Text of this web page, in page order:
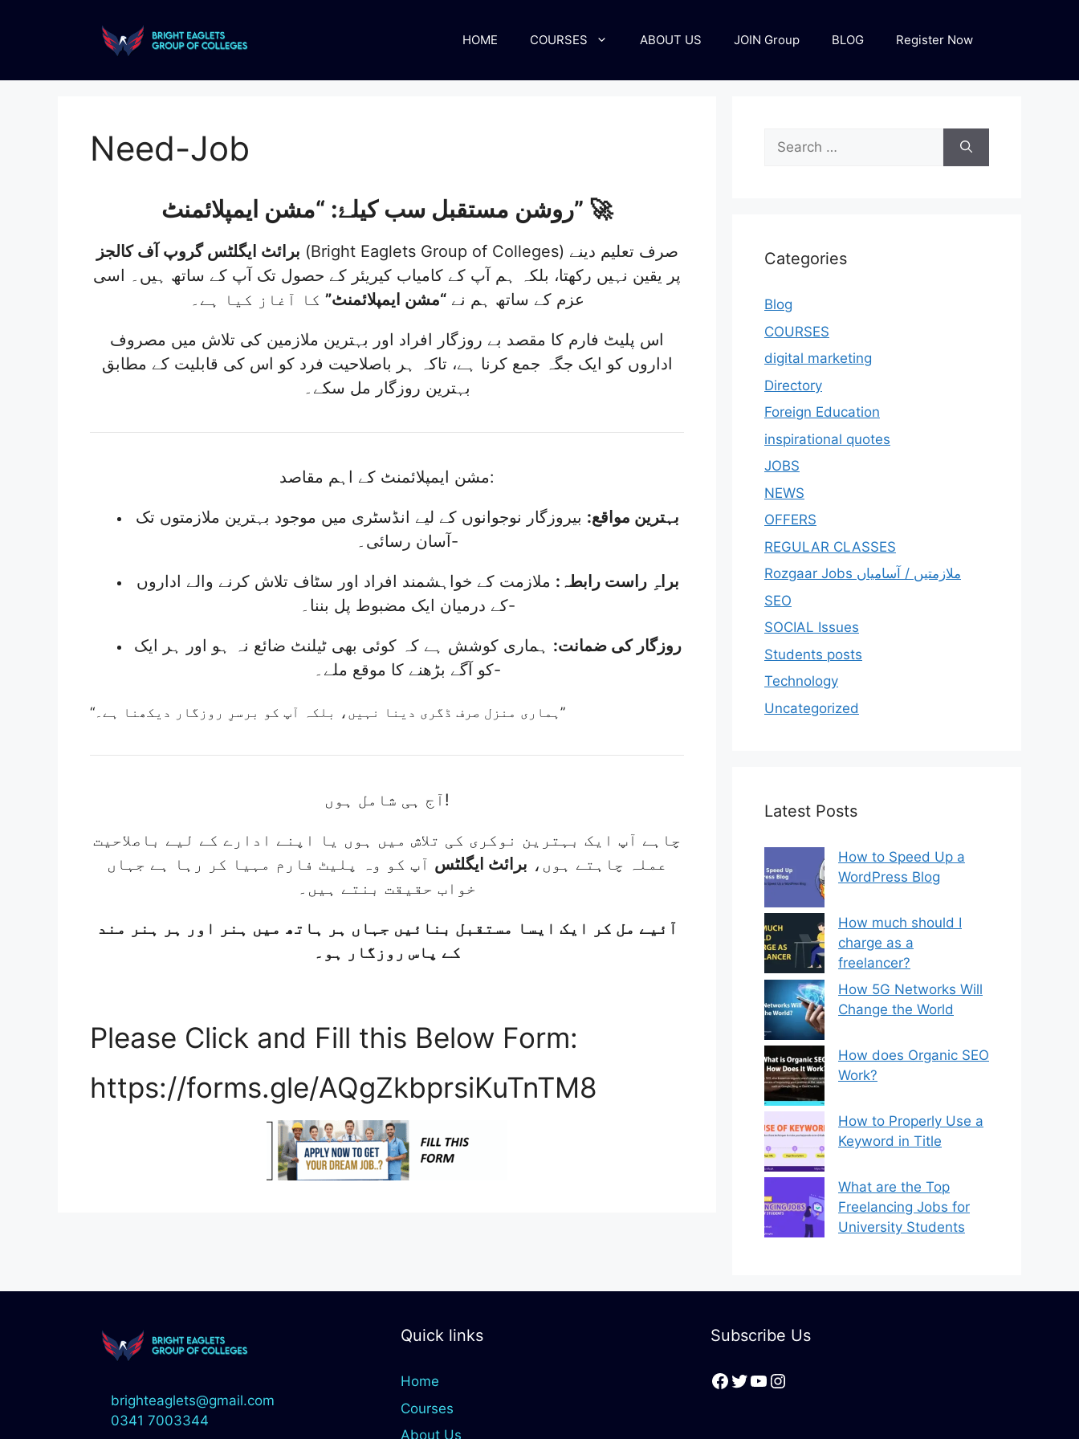
HOME COURSES ABOUT US JOIN Group BLOG Register Now
Need-Job
روشن مستقبل سب کیلۓ: “مشن ایمپلائمنٹ” 🚀
برائٹ ایگلٹس گروپ آف کالجز (Bright Eaglets Group of Colleges) صرف تعلیم دینے
پر یقین نہیں رکھتا، بلکہ ہم آپ کے کامیاب کیریئر کے حصول تک آپ کے ساتھ ہیں۔ اسی
عزم کے ساتھ ہم نے“مشن ایمپلائمنٹ” کا آغاز کیا ہے۔
اس پلیٹ فارم کا مقصد بے روزگار افراد اور بہترین ملازمین کی تلاش میں مصروف
اداروں کو ایک جگہ جمع کرنا ہے، تاکہ ہر باصلاحیت فرد کو اس کی قابلیت کے مطابق
بہترین روزگار مل سکے۔
مشن ایمپلائمنٹ کے اہم مقاصد:
بہترین مواقع: بیروزگار نوجوانوں کے لیے انڈسٹری میں موجود بہترین ملازمتوں تک
آسان رسائی۔-
براہِ راست رابطہ: ملازمت کے خواہشمند افراد اور سٹاف تلاش کرنے والے اداروں
کے درمیان ایک مضبوط پل بننا۔-
روزگار کی ضمانت: ہماری کوشش ہے کہ کوئی بھی ٹیلنٹ ضائع نہ ہو اور ہر ایک
کو آگے بڑھنے کا موقع ملے۔-
“ہماری منزل صرف ڈگری دینا نہیں، بلکہ آپ کو برسرِ روزگار دیکھنا ہے۔”
آج ہی شامل ہوں!
چاہے آپ ایک بہترین نوکری کی تلاش میں ہوں یا اپنے ادارے کے لیے باصلاحیت
عملہ چاہتے ہوں، برائٹ ایگلٹس آپ کو وہ پلیٹ فارم مہیا کر رہا ہے جہاں
خواب حقیقت بنتے ہیں۔
آئیے مل کر ایک ایسا مستقبل بنائیں جہاں ہر ہاتھ میں ہنر اور ہر ہنر مند
کے پاس روزگار ہو۔
Please Click and Fill this Below Form:
https://forms.gle/AQgZkbprsiKuTnTM8
Categories
Blog
COURSES
digital marketing
Directory
Foreign Education
inspirational quotes
JOBS
NEWS
OFFERS
REGULAR CLASSES
Rozgaar Jobs ملازمتيں / آسامياں
SEO
SOCIAL Issues
Students posts
Technology
Uncategorized
Latest Posts
How to Speed Up a
WordPress Blog
How much should I
charge as a
freelancer?
How 5G Networks Will
Change the World
How does Organic SEO
Work?
How to Properly Use a
Keyword in Title
What are the Top
Freelancing Jobs for
University Students
brighteaglets@gmail.com
0341 7003344
Quick links
Home
Courses
About Us
Subscribe Us